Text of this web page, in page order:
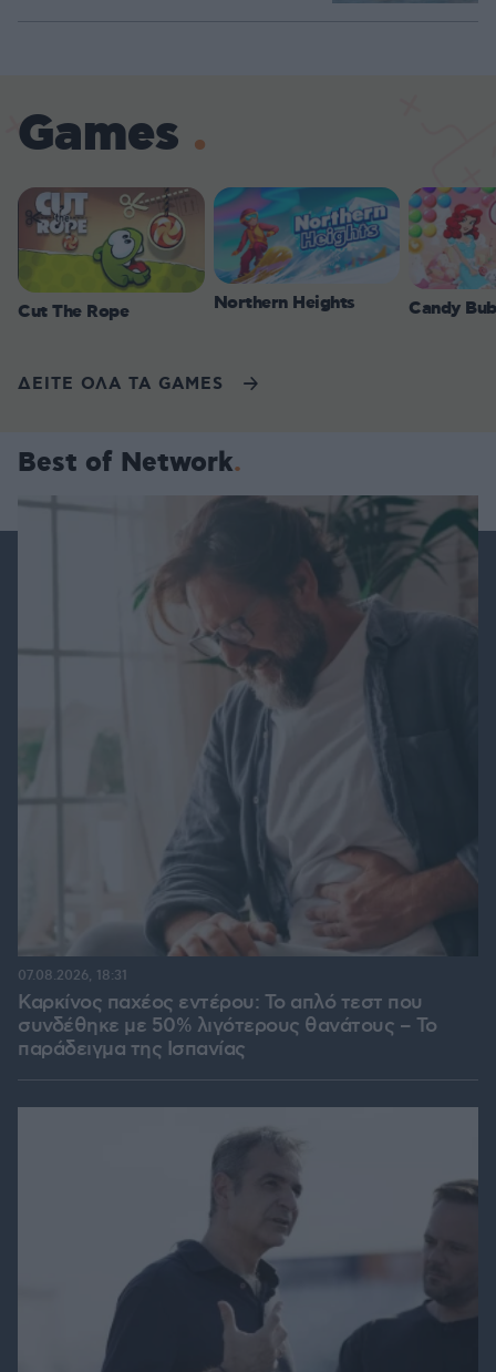
Games
Cut The Rope Northern Heights Candy
ΔΕΙΤΕ ΟΛΑ ΤΑ GAMES
Best of Network
Καρκίνος παχέος εντέρου: Το απλό τεστ που
συνδέθηκε με 50% λιγότερους θανάτους – Το
παράδειγμα της Ισπανίας
07.08.2026, 18:31